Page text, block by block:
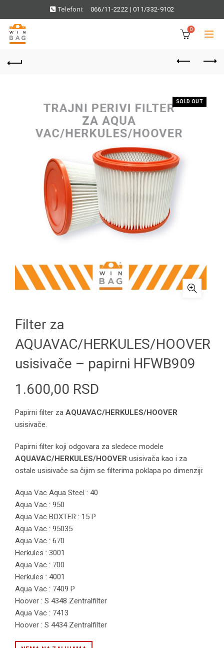
Telefoni: 066/11-2222 |011/332-9102
0
SOLD OUT
Filter za
AQUAVAC/HERKULES/HOOVER
usisivače – papirni HFWB909
1.600,00 RSD
Papirni filter za AQUAVAC/HERKULES/HOOVER
usisivače.
Papirni filter koji odgovara za sledece modele
AQUAVAC/HERKULES/HOOVER usisivača kao i za
ostale usisivače sa čijim se filterima poklapa po dimenziji:
Aqua Vac Aqua Steel : 40
Aqua Vac : 950
Aqua Vac BOXTER : 15 P
Aqua Vac : 95035
Aqua Vac : 670
Herkules : 3001
Aqua Vac : 700
Herkules : 4001
Aqua Vac : 7409 P
Hoover : S 4348 Zentralfilter
Aqua Vac : 7413
Hoover : S 4434 Zentralfilter